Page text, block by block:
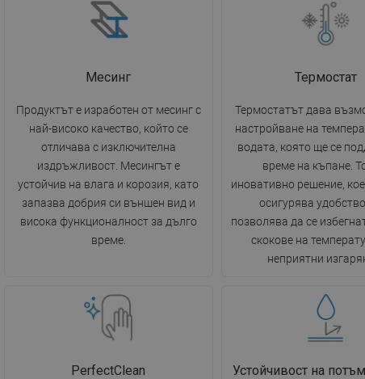
Месинг
Продуктът е изработен от месинг с
най-високо качество, който се
отличава с изключителна
издръжливост. Месингът е
устойчив на влага и корозия, като
запазва добрия си външен вид и
висока функционалност за дълго
време.
Термостат
Термостатът дава
настройване на
водата, която ще се
време на къпане.
иновативно решение,
осигурява
позволява да се
скокове на
неприятни
PerfectClean
Устойчивост на